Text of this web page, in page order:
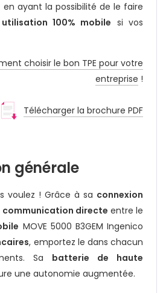
ayant la possibilité de le faire
100% mobile si vos
choisir le bon TPE pour votre
entreprise !
Télécharger la brochure PDF
générale
voulez ! Grâce à sa connexion
communication directe entre le
MOVE 5000 B3GEM Ingenico
, emportez le dans chacun
Sa batterie de haute
une autonomie augmentée.